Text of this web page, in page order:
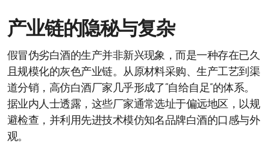
产业链的隐秘与复杂
假冒伪劣白酒的生产并非新兴现象，而是一种存在已久
且规模化的灰色产业链。从原材料采购、生产工艺到渠
道分销，高仿白酒厂家几乎形成了“自给自足”的体系。
据业内人士透露，这些厂家通常选址于偏远地区，以规
避检查，并利用先进技术模仿知名品牌白酒的口感与外
观。